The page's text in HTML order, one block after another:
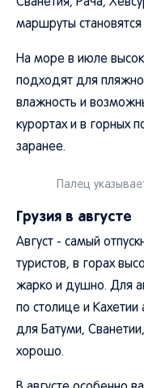
Сванетия, Рача,
маршруты
На море в июле
подходят для
влажность и
курортах и в горных
заранее.
Палец
Грузия в августе
Август - самый
туристов, в горах
жарко и душно. Для
по столице и
для Батуми,
хорошо.